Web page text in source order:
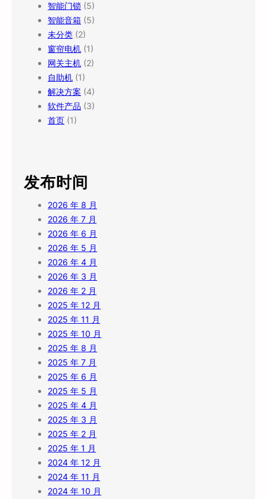
智能门锁 (5)
智能音箱 (5)
未分类 (2)
窗帘电机 (1)
网关主机 (2)
自助机 (1)
解决方案 (4)
软件产品 (3)
首页 (1)
发布时间
2026 年 8 月
2026 年 7 月
2026 年 6 月
2026 年 5 月
2026 年 4 月
2026 年 3 月
2026 年 2 月
2025 年 12 月
2025 年 11 月
2025 年 10 月
2025 年 8 月
2025 年 7 月
2025 年 6 月
2025 年 5 月
2025 年 4 月
2025 年 3 月
2025 年 2 月
2025 年 1 月
2024 年 12 月
2024 年 11 月
2024 年 10 月